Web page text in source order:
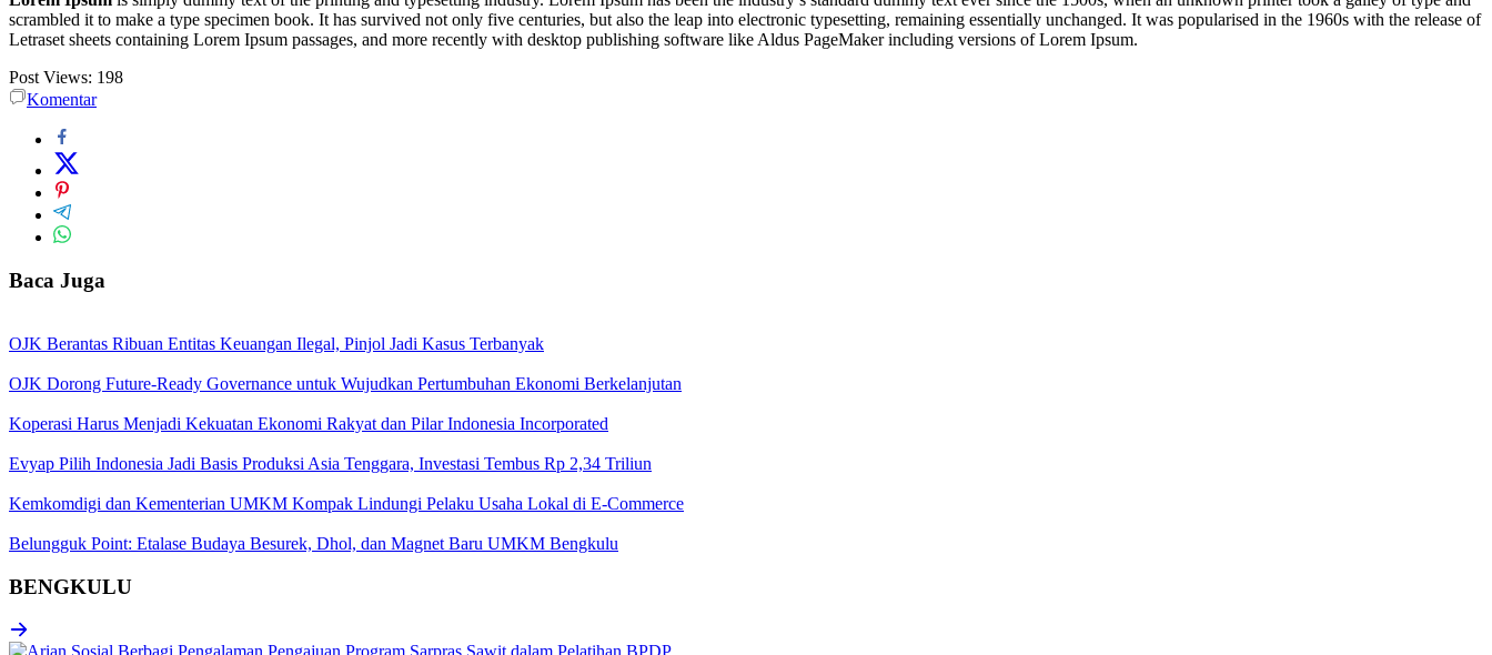
scrambled it to make a type specimen book. It has survived not only five centuries, but also the leap into electronic typesetting, remaining essentially unchanged. It was popularised in the 1960s with the release of
Letraset sheets containing Lorem Ipsum passages, and more recently with desktop publishing software like Aldus PageMaker including versions of Lorem Ipsum.
Post Views: 198
Komentar
Baca Juga
OJK Berantas Ribuan Entitas Keuangan Ilegal, Pinjol Jadi Kasus Terbanyak
OJK Dorong Future-Ready Governance untuk Wujudkan Pertumbuhan Ekonomi Berkelanjutan
Koperasi Harus Menjadi Kekuatan Ekonomi Rakyat dan Pilar Indonesia Incorporated
Evyap Pilih Indonesia Jadi Basis Produksi Asia Tenggara, Investasi Tembus Rp 2,34 Triliun
Kemkomdigi dan Kementerian UMKM Kompak Lindungi Pelaku Usaha Lokal di E-Commerce
Belungguk Point: Etalase Budaya Besurek, Dhol, dan Magnet Baru UMKM Bengkulu
BENGKULU